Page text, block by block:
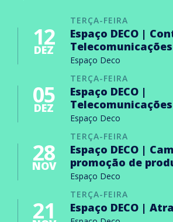
TERÇA-FEIRA
12
DEZ
Espaço DECO |
Telecomunicações
Espaço Deco
TERÇA-FEIRA
05
DEZ
Espaço DECO |
Espaço Deco
TERÇA-FEIRA
28
NOV
Espaço DECO |
promoção de
Espaço Deco
TERÇA-FEIRA
21 Espaço DECO |